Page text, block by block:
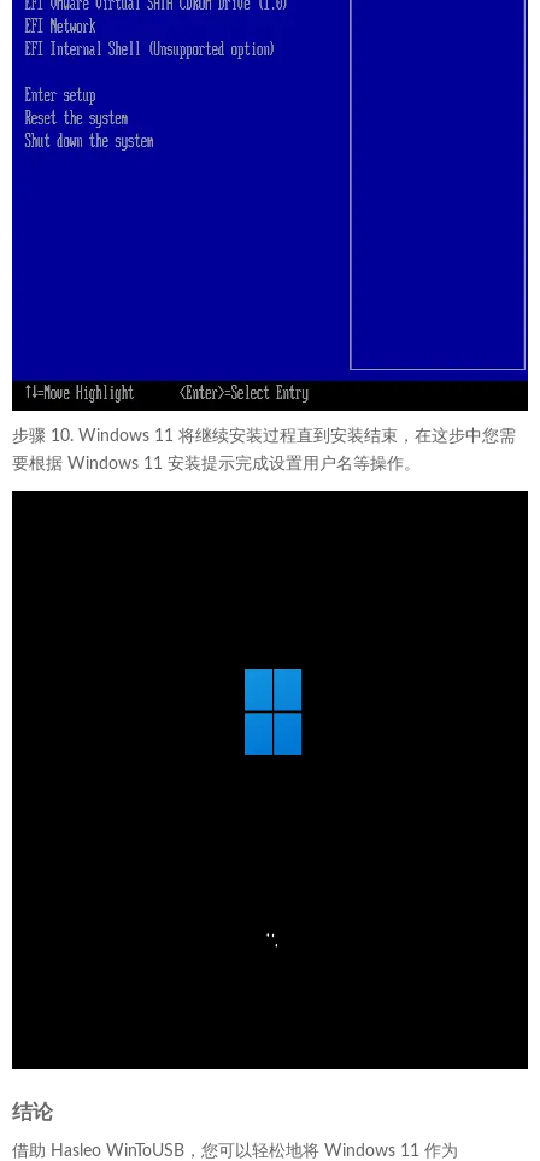
步骤 10. Windows 11 将继续安装过程直到安装结束，在这步中您需
要根据 Windows 11 安装提示完成设置用户名等操作。
结论
借助 Hasleo WinToUSB，您可以轻松地将 Windows 11 作为